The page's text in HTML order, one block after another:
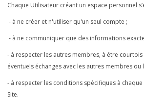
Chaque Utilisateur créant un espace personnel
- à ne créer et n'utiliser qu'un seul compte ;
- à ne communiquer que des informations
- à respecter les autres membres, à être
éventuels échanges avec les autres membres ou
- à respecter les conditions spécifiques à
Site.